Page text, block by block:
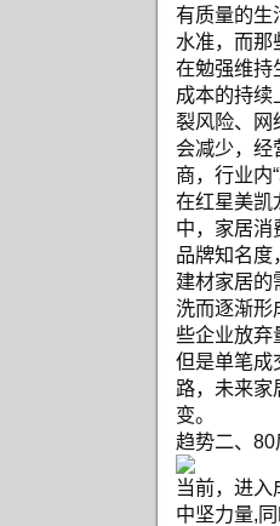
有质量的生
水准，而那
在勉强维持
成本的持续
裂风险、网
会减少，经
商，行业内
在红星美凯
中，家居消
品牌知名度
建材家居的
洗而逐渐形
些企业放弃
但是单笔成
路，未来家
变。
趋势二、
当前，进
中坚力量,